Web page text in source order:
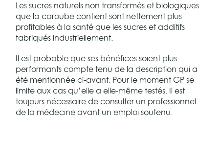
Les sucres naturels non transformés et biologiques
que la caroube contient sont nettement plus
profitables à la santé que les sucres et additifs
fabriqués industriellement.
Il est probable que ses bénéfices soient plus
performants compte tenu de la description qui a
été mentionnée ci-avant. Pour le moment GP se
limite aux cas qu’elle a elle-même testés. Il est
toujours nécessaire de consulter un professionnel
de la médecine avant un emploi soutenu.